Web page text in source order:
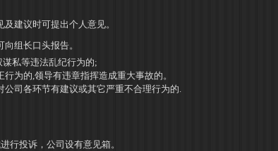
建议时可提出个人意见。
组长口头报告。
私等违法乱纪行为的;
为的,领导有违章指挥造成重大事故的。
司各环节有建议或其它严重不合理行为的
行投诉，公司设有意见箱。